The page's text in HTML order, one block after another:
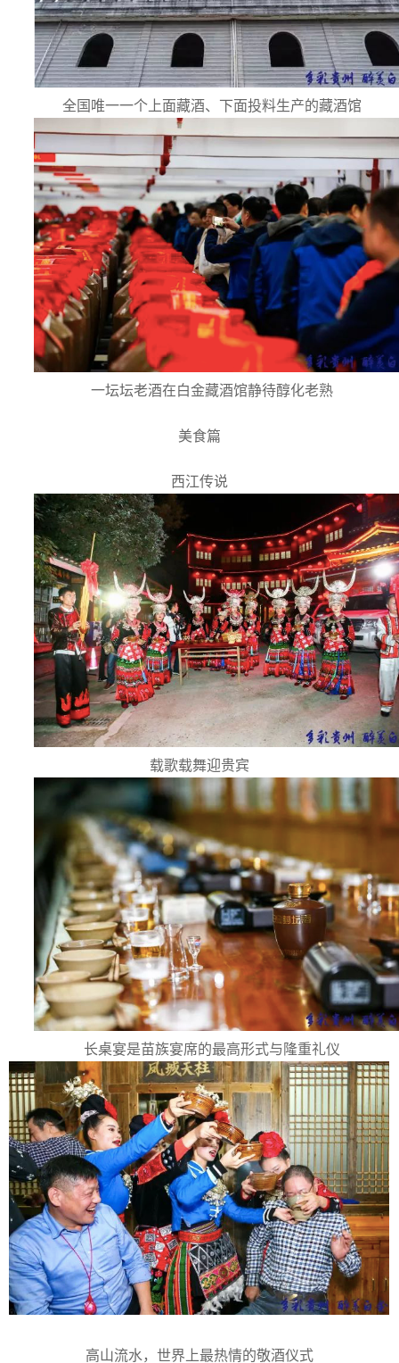
全国唯一一个上面藏酒、下面投料生产的藏酒馆
一坛坛老酒在白金藏酒馆静待醇化老熟
美食篇
西江传说
载歌载舞迎贵宾
长桌宴是苗族宴席的最高形式与隆重礼仪
高山流水，世界上最热情的敬酒仪式